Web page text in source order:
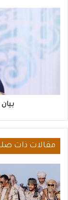
الدعم
مقالات ذات